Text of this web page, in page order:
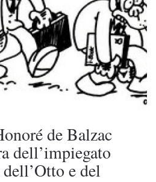
de Balzac
dell’impiegato
e del